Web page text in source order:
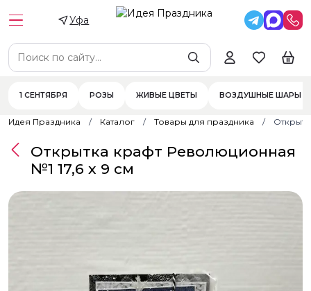
Уфа
1 СЕНТЯБРЯ РОЗЫ ЖИВЫЕ ЦВЕТЫ ВОЗДУШНЫЕ ШАРЫ
Идея Праздника Каталог Товары для праздника
Открытка крафт Революционная
№1 17,6 х 9 см